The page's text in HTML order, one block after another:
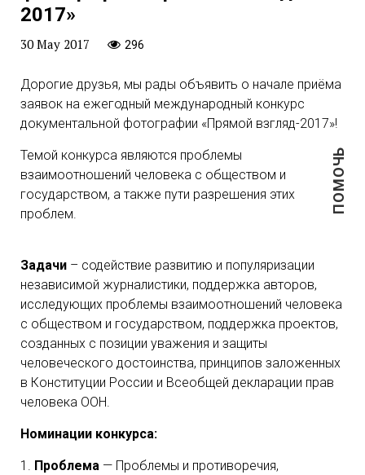
ПОМОЧЬ
2017»
30 May 2017 296
Дорогие друзья, мы рады объявить о начале приёма
заявок на ежегодный международный конкурс
документальной фотографии «Прямой взгляд-2017»!
Темой конкурса являются проблемы
взаимоотношений человека с обществом и
государством, а также пути разрешения этих
проблем.
Задачи – содействие развитию и популяризации
независимой журналистики, поддержка авторов,
исследующих проблемы взаимоотношений человека
с обществом и государством, поддержка проектов,
созданных с позиции уважения и защиты
человеческого достоинства, принципов заложенных
в Конституции России и Всеобщей декларации прав
человека ООН.
Номинации конкурса:
1. Проблема — Проблемы и противоречия,